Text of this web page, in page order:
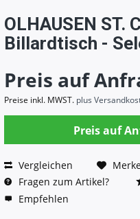
OLHAUSEN ST.
Billardtisch -
Preis auf
Preise inkl. MWST. plus
Preis auf
Vergleichen
Fragen zum Artikel?
Empfehlen